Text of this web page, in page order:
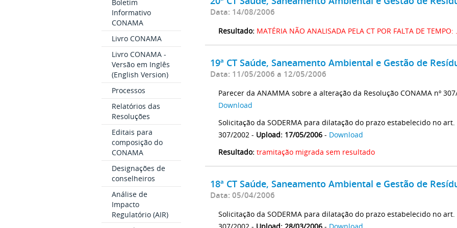
Boletim
Informativo
CONAMA
Livro CONAMA
Livro CONAMA -
Versão em Inglês
(English Version)
Processos
Relatórios das
Resoluções
Editais para
composição do
CONAMA
Designações de
conselheiros
Análise de
Impacto
Regulatório (AIR)
Data: 14/08/2006
Resultado: MATÉRIA NÃO ANALISADA PELA CT POR FALTA DE TEMPO: .
19ª CT Saúde, Saneamento Ambiental e Gestão de
Data: 11/05/2006 a 12/05/2006
Parecer da ANAMMA sobre a alteração da Resolução CONAMA nº
Download
Solicitação da SODERMA para dilatação do prazo estabelecido no art.
307/2002 - Upload: 17/05/2006 - Download
Resultado: tramitação migrada sem resultado
18ª CT Saúde, Saneamento Ambiental e Gestão de
Data: 05/04/2006
Solicitação da SODERMA para dilatação do prazo estabelecido no art.